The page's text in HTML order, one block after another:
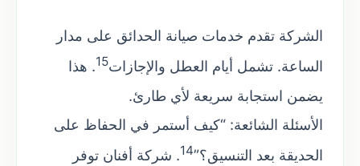
الشركة تقدم خدمات صيانة الحدائق على مدار
الساعة. تشمل أيام العطل والإجازات15. هذا
يضمن استجابة سريعة لأي طارئ.
الأسئلة الشائعة: “كيف أستمر في الحفاظ على
الحديقة بعد التنسيق؟”14. شركة أفنان توفر